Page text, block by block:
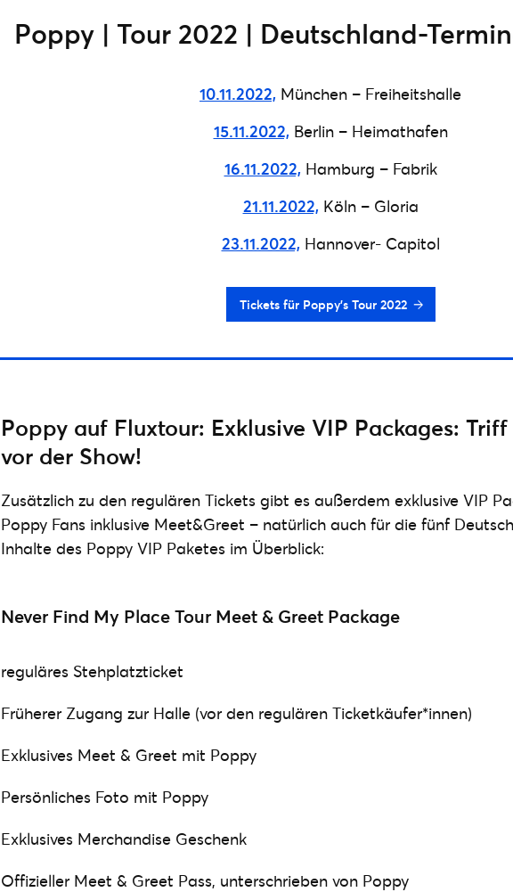
Poppy | Tour 2022 | Deutschland-
10.11.2022, München – Freiheitshalle
15.11.2022, Berlin – Heimathafen
16.11.2022, Hamburg – Fabrik
21.11.2022, Köln – Gloria
23.11.2022, Hannover- Capitol
Tickets für Poppy’s Tour 2022
Poppy auf Fluxtour: Exklusive VIP Packages:
vor der Show!
Zusätzlich zu den regulären Tickets gibt es außerdem exklusive VIP
Poppy Fans inklusive Meet&Greet – natürlich auch für die fünf
Inhalte des Poppy VIP Paketes im Überblick:
Never Find My Place Tour Meet & Greet Package
reguläres Stehplatzticket
Früherer Zugang zur Halle (vor den regulären Ticketkäufer*innen)
Exklusives Meet & Greet mit Poppy
Persönliches Foto mit Poppy
Exklusives Merchandise Geschenk
Offizieller Meet & Greet Pass, unterschrieben von Poppy